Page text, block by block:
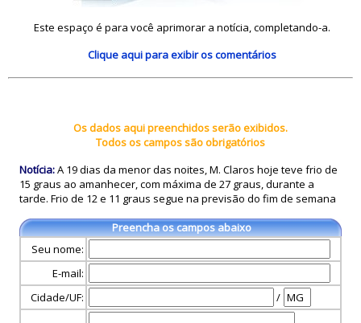
Este espaço é para você aprimorar a notícia, completando-a.
Clique aquipara exibir os comentários
Os dados aqui preenchidos serão exibidos.
Todos os campos são obrigatórios
Notícia:A 19 dias da menor das noites, M. Claros hoje teve frio de
15 graus ao amanhecer, com máxima de 27 graus, durante a
tarde. Frio de 12 e 11 graus segue na previsão do fim de semana
Preencha os campos abaixo
Seu nome:
E-mail:
Cidade/UF:
/